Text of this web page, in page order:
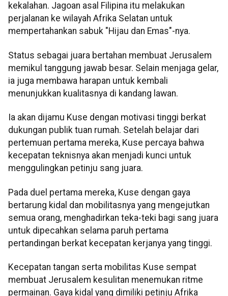
kekalahan. Jagoan asal Filipina itu melakukan
perjalanan ke wilayah Afrika Selatan untuk
mempertahankan sabuk "Hijau dan Emas"-nya.
Status sebagai juara bertahan membuat Jerusalem
memikul tanggung jawab besar. Selain menjaga gelar,
ia juga membawa harapan untuk kembali
menunjukkan kualitasnya di kandang lawan.
Ia akan dijamu Kuse dengan motivasi tinggi berkat
dukungan publik tuan rumah. Setelah belajar dari
pertemuan pertama mereka, Kuse percaya bahwa
kecepatan teknisnya akan menjadi kunci untuk
menggulingkan petinju sang juara.
Pada duel pertama mereka, Kuse dengan gaya
bertarung kidal dan mobilitasnya yang mengejutkan
semua orang, menghadirkan teka-teki bagi sang juara
untuk dipecahkan selama paruh pertama
pertandingan berkat kecepatan kerjanya yang tinggi.
Kecepatan tangan serta mobilitas Kuse sempat
membuat Jerusalem kesulitan menemukan ritme
permainan. Gaya kidal yang dimiliki petinju Afrika